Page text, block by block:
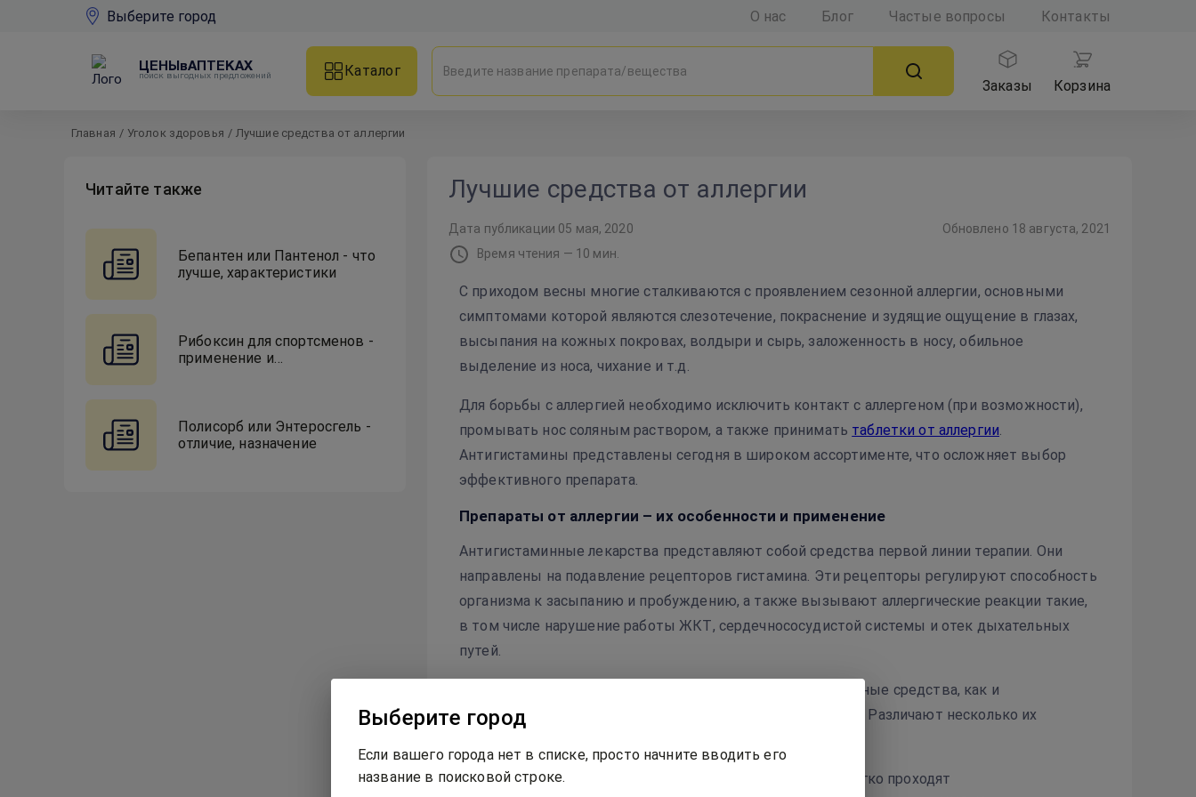
Выберите город О нас Блог Частые вопросы Контакты
ЦЕНЫвАПТЕКАХ
поиск выгодных предложений
Каталог
Заказы
Корзина
Главная / Уголок здоровья / Лучшие средства от аллергии
Читайте также
Бепантен или Пантенол - что
лучше, характеристики
Рибоксин для спортсменов -
применение и
Полисорб или Энтеросгель -
отличие, назначение
Лучшие средства от аллергии
Дата публикации 05 мая, 2020 Обновлено 18 августа, 2021
Время чтения — 10 мин.
С приходом весны многие сталкиваются с проявлением сезонной аллергии, основными
симптомами которой являются слезотечение, покраснение и зудящие ощущение в глазах,
высыпания на кожных покровах, волдыри и сырь, заложенность в носу, обильное
выделение из носа, чихание и т.д.
Для борьбы с аллергией необходимо исключить контакт с аллергеном (при возможности),
промывать нос соляным раствором, а также принимать таблетки от аллергии.
Антигистамины представлены сегодня в широком ассортименте, что осложняет выбор
эффективного препарата.
Препараты от аллергии – их особенности и применение
Антигистаминные лекарства представляют собой средства первой линии терапии. Они
направлены на подавление рецепторов гистамина. Эти рецепторы регулируют способность
организма к засыпанию и пробуждению, а также вызывают аллергические реакции такие,
в том числе нарушение работы ЖКТ, сердечнососудистой системы и отек дыхательных
путей.
Фармацевтические компании производятся антигистаминные средства, как и
противоопухолевые препараты
, в широком ассортименте. Различают несколько их
Первое. Медикаментозные средства этой группы легко проходят
Выберите город
Если вашего города нет в списке, просто начните вводить его
название в поисковой строке.